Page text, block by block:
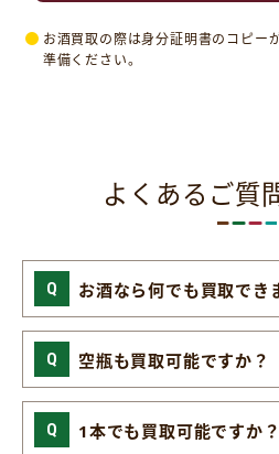
お酒買取の際は身分証明書のコピー
準備ください。
よくあるご質
お酒なら何でも買取でき
空瓶も買取可能ですか？
1本でも買取可能ですか？